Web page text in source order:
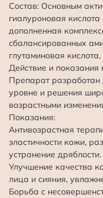
Состав: Основным
гиалуроновая
дополненная
сбалансированных
глутаминовая
Действие и
Препарат разработан
уровне и решения
возрастными
Показания:
Антивозрастная
эластичности кожи,
устранение дряблости.
Улучшение качества
лица и сияния,
Борьба с